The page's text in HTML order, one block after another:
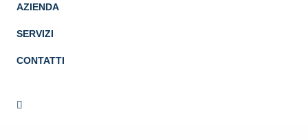
AZIENDA
SERVIZI
CONTATTI